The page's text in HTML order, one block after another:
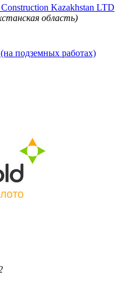
Kazakhstan LTD
область)
подземных работах)